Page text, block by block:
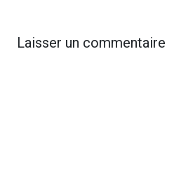
Laisser un commentaire